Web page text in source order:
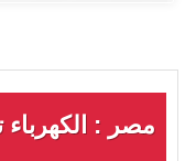
مصر : الكهرباء